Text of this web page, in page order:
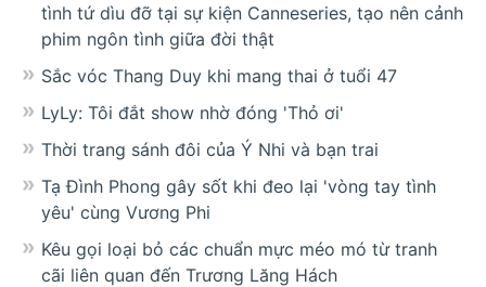
tình tứ dìu đỡ tại sự kiện Canneseries, tạo nên cảnh
phim ngôn tình giữa đời thật
Sắc vóc Thang Duy khi mang thai ở tuổi 47
LyLy: Tôi đắt show nhờ đóng 'Thỏ ơi'
Thời trang sánh đôi của Ý Nhi và bạn trai
Tạ Đình Phong gây sốt khi đeo lại 'vòng tay tình
yêu' cùng Vương Phi
Kêu gọi loại bỏ các chuẩn mực méo mó từ tranh
cãi liên quan đến Trương Lăng Hách